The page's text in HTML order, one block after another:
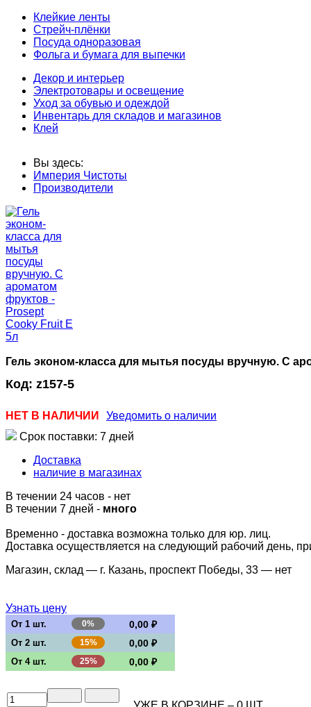
Клейкие ленты
Стрейч-плёнки
Посуда одноразовая
Фольга и бумага для выпечки
Декор и интерьер
Электротовары и освещение
Уход за обувью и одеждой
Инвентарь для складов и магазинов
Клей
Вы здесь:
Империя Чистоты
Производители
Гель эконом-класса для мытья посуды вручную. С
Код: z157-5
НЕТ В НАЛИЧИИ
Уведомить о наличии
Срок поставки: 7 дней
Доставка
наличие в магазинах
В течении 24 часов - нет
В течении 7 дней - много
Временно - доставка возможна только для юр. лиц.
Доставка осуществляется на следующий рабочий день,
Магазин, склад — г. Казань, проспект Победы, 33 — нет
Узнать цену
От 1 шт. 0% 0,00 ₽
От 2 шт. 15% 0,00 ₽
От 4 шт. 25% 0,00 ₽